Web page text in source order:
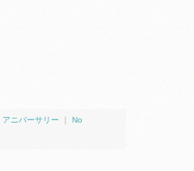
アニバーサリー No